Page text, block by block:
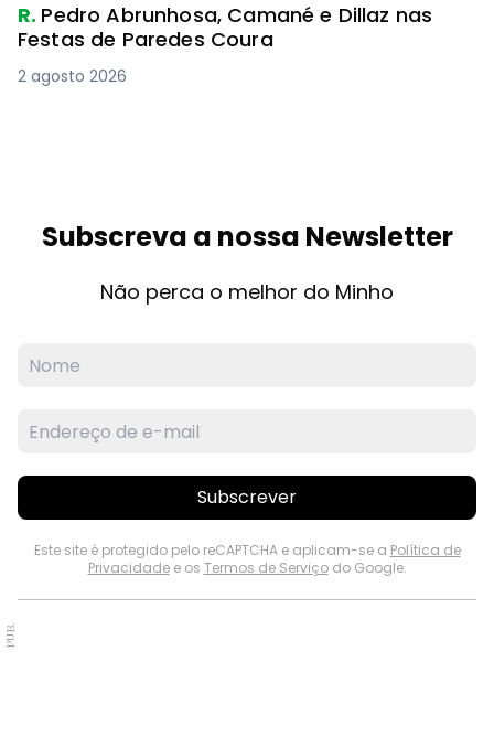
R. Pedro Abrunhosa, Camané e Dillaz nas
Festas de Paredes Coura
2 agosto 2026
Subscreva a nossa Newsletter
Não perca o melhor do Minho
Subscrever
Este site é protegido pelo reCAPTCHA e aplicam-se a Política de
Privacidadee os Termos de Serviçodo Google.
PUB.